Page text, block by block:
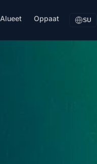
Alueet Oppaat SU